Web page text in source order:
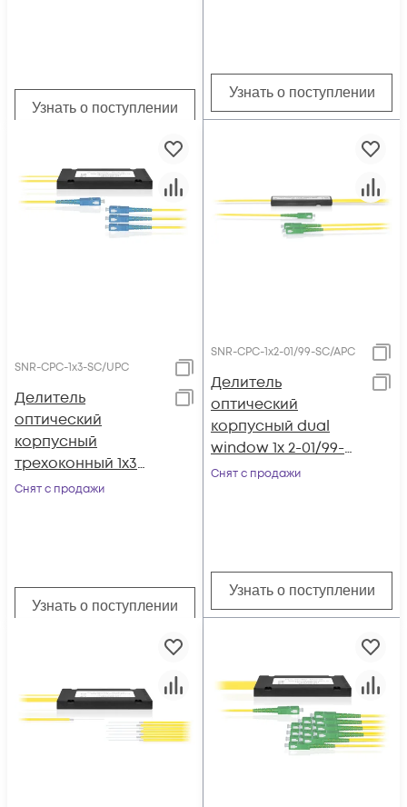
Узнать о поступлении
Узнать о поступлении
SNR-CPC-1x3-SC/UPC
Делитель
оптический
корпусный
трехоконный 1х3
SC/UPC
Снят с продажи
Узнать о поступлении
SNR-CPC-1x2-01/99-SC/APC
Делитель
оптический
корпусный dual
window 1х 2-01/99-
SC/APC
Снят с продажи
Узнать о поступлении